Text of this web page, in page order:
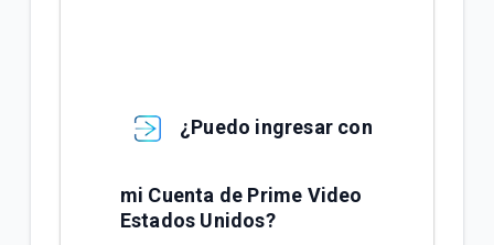
¿Puedo ingresar con
mi Cuenta de Prime Video
Estados Unidos?